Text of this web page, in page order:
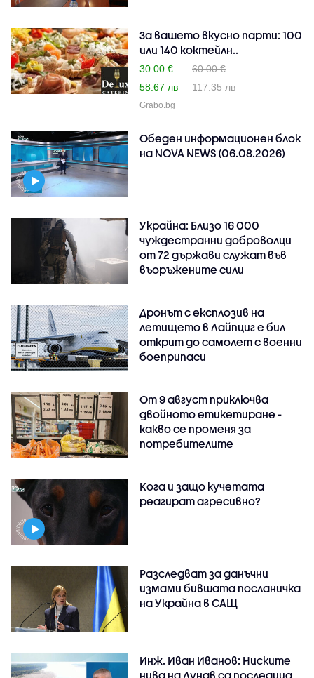
За вашето вкусно парти: 100
или 140 коктейлн..
30.00 €
60.00 €
58.67 лв
117.35 лв
Grabo.bg
Обеден информационен блок
на NOVA NEWS (06.08.2026)
Украйна: Близо 16 000
чуждестранни доброволци
от 72 държави служат във
въоръжените сили
Дронът с експлозив на
летището в Лайпциг е бил
открит до самолет с военни
боеприпаси
От 9 август приключва
двойното етикетиране -
какво се променя за
потребителите
Кога и защо кучетата
реагират агресивно?
Разследват за данъчни
измами бившата посланичка
на Украйна в САЩ
Инж. Иван Иванов: Ниските
нива на Дунав са последица